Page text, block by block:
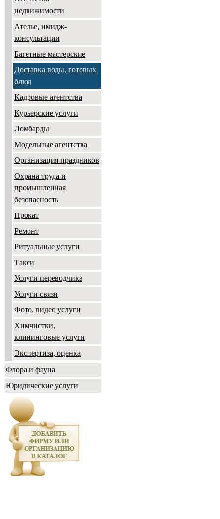
недвижимости
Ателье, имидж-
консультации
Багетные мастерские
Доставка воды, готовых
блюд
Кадровые агентства
Курьерские услуги
Ломбарды
Модельные агентства
Организация праздников
Охрана труда и
промышленная
безопасность
Прокат
Ремонт
Ритуальные услуги
Такси
Услуги переводчика
Услуги связи
Фото, видео услуги
Химчистки,
клининговые услуги
Экспертиза, оценка
Флора и фауна
Юридические услуги